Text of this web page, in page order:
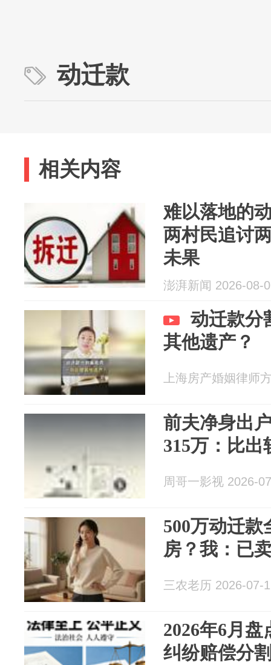
动迁款
相关内容
难以落地的
两村民追讨
未果
澎湃新闻 2026-08-
动迁款分
其他遗产？
上海房产婚姻律师
前夫净身出
315万：比出
周哥一影视 2026-
500万动迁
房？我：已
三农老历 2026-07-
2026年6月
纠纷赔偿分